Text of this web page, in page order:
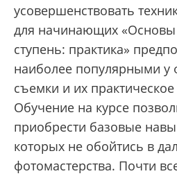
усовершенствовать
для начинающих
ступень: практика»
наиболее популярными
съемки и их
Обучение на курсе
приобрести базовые
которых не обойтись в
фотомастерства. Почти